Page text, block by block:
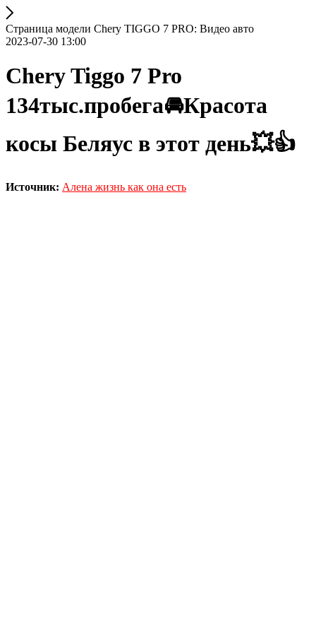
Страница модели Chery TIGGO 7 PRO: Видео авто
2023-07-30 13:00
Chery Tiggo 7 Pro
134тыс.пробега🚘Красота
косы Беляус в этот день💥👍
Источник: Алена жизнь как она есть